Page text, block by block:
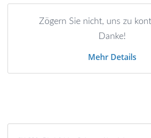
Zögern Sie nicht, uns zu
Danke!
Mehr Details